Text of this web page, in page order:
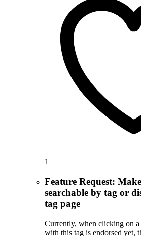
1
Feature Request:
searchable by tag or
tag page
Currently, when clicking on a
with this tag is endorsed yet,